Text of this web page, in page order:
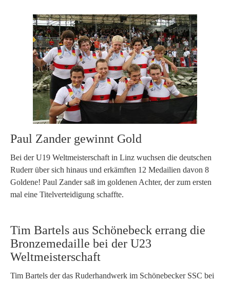
Paul Zander gewinnt Gold
Bei der U19 Weltmeisterschaft in Linz wuchsen die deutschen
Ruderr über sich hinaus und erkämften 12 Medailien davon 8
Goldene! Paul Zander saß im goldenen Achter, der zum ersten
mal eine Titelverteidigung schaffte.
Tim Bartels aus Schönebeck errang die
Bronzemedaille bei der U23
Weltmeisterschaft
Tim Bartels der das Ruderhandwerk im Schönebecker SSC bei